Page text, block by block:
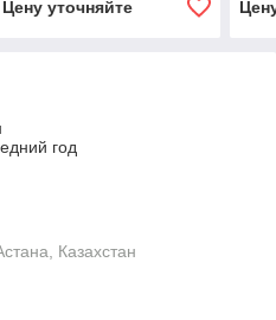
Цену уточняйте
год
Казахстан